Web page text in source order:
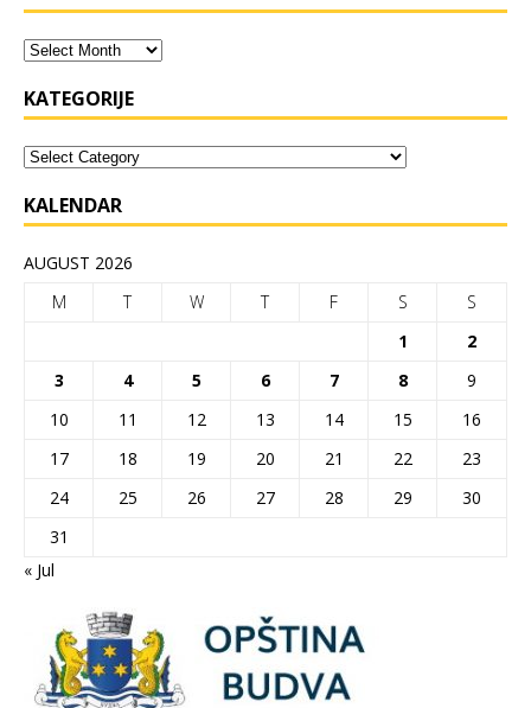
KATEGORIJE
KALENDAR
AUGUST 2026
M
T W T F S
S
1
2
3
4 5 6 7 8
9
10
11 12 13 14 15
16
17
18 19 20 21 22
23
24
25 26 27 28 29
30
31
« Jul